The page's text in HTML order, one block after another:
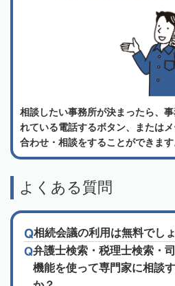
相談したい事務所が決まったら、
れている電話するボタン、または
合わせ・相談をすることができます
よくある質問
相続会議の利用は無料でし
弁護士検索・税理士検索・
機能を使って専門家に相談